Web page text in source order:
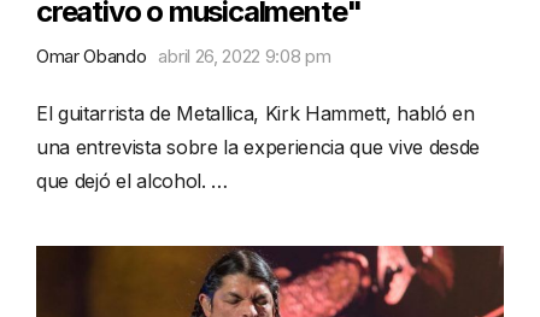
creativo o musicalmente"
Omar Obando abril 26, 2022 9:08 pm
El guitarrista de Metallica, Kirk Hammett, habló en
una entrevista sobre la experiencia que vive desde
que dejó el alcohol. …